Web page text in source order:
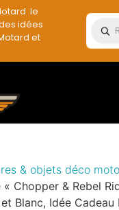
le
idées
et
& objets déco moto
« Chopper & Rebel
Blanc, Idée